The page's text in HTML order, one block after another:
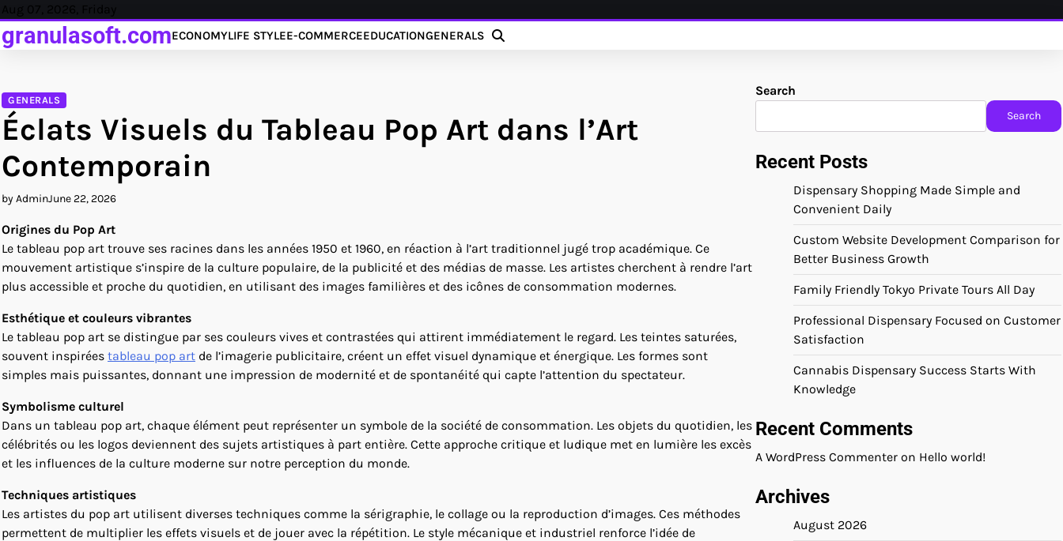
Skip
to
content
Aug 07, 2026, Friday
granulasoft.comECONOMYLIFE STYLEE-COMMERCEEDUCATIONGENERALS
GENERALS
Éclats Visuels du Tableau Pop Art dans l’Art
Contemporain
by AdminJune 22, 2026
Origines du Pop Art
Le tableau pop art trouve ses racines dans les années 1950 et 1960, en réaction à l’art traditionnel jugé trop académique. Ce
mouvement artistique s’inspire de la culture populaire, de la publicité et des médias de masse. Les artistes cherchent à rendre l’art
plus accessible et proche du quotidien, en utilisant des images familières et des icônes de consommation modernes.
Esthétique et couleurs vibrantes
Le tableau pop art se distingue par ses couleurs vives et contrastées qui attirent immédiatement le regard. Les teintes saturées,
souvent inspirées tableau pop art de l’imagerie publicitaire, créent un effet visuel dynamique et énergique. Les formes sont
simples mais puissantes, donnant une impression de modernité et de spontanéité qui capte l’attention du spectateur.
Symbolisme culturel
Dans un tableau pop art, chaque élément peut représenter un symbole de la société de consommation. Les objets du quotidien, les
célébrités ou les logos deviennent des sujets artistiques à part entière. Cette approche critique et ludique met en lumière les excès
et les influences de la culture moderne sur notre perception du monde.
Techniques artistiques
Les artistes du pop art utilisent diverses techniques comme la sérigraphie, le collage ou la reproduction d’images. Ces méthodes
permettent de multiplier les effets visuels et de jouer avec la répétition. Le style mécanique et industriel renforce l’idée de
Search
Search
Recent Posts
Dispensary Shopping Made Simple and
Convenient Daily
Custom Website Development Comparison for
Better Business Growth
Family Friendly Tokyo Private Tours All Day
Professional Dispensary Focused on Customer
Satisfaction
Cannabis Dispensary Success Starts With
Knowledge
Recent Comments
A WordPress Commenter on Hello world!
Archives
August 2026